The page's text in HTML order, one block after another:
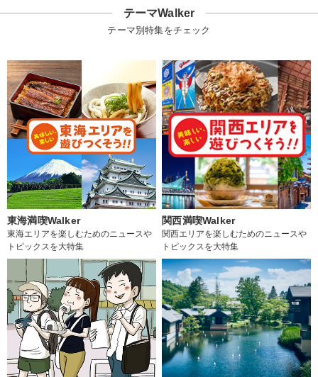
テーマWalker
テーマ別特集をチェック
東海満喫Walker
東海エリアを楽しむためのニュースや
トピックスを大特集
関西満喫Walker
関西エリアを楽しむためのニュースや
トピックスを大特集